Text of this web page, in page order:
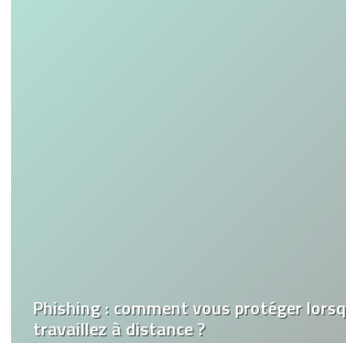
Phishing : comment vous protéger
travaillez à distance ?